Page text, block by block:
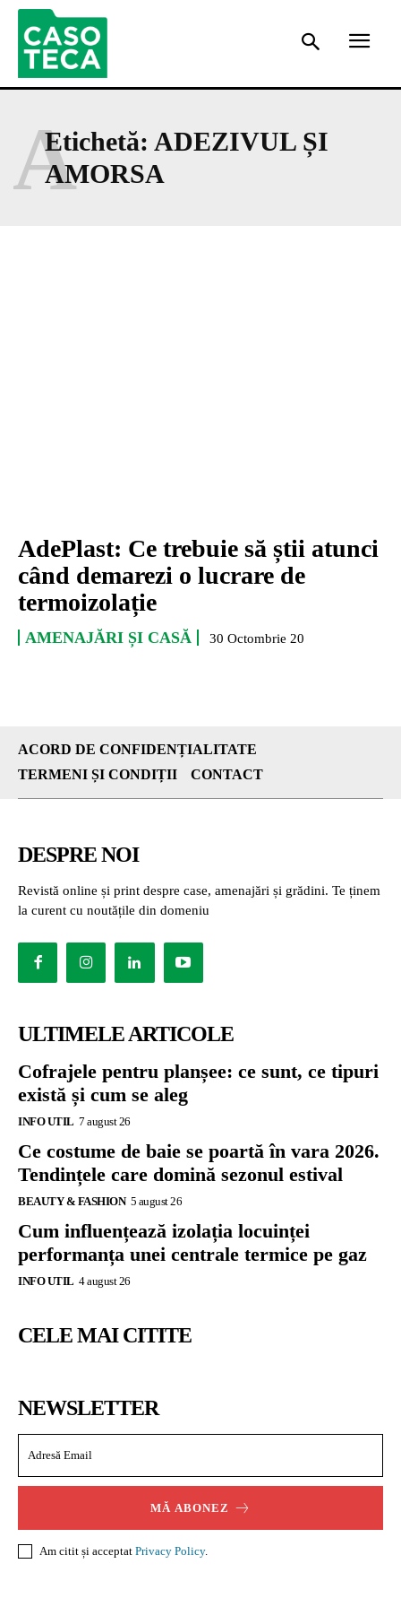
Etichetă: ADEZIVUL ȘI
AMORSA
A
AdePlast: Ce trebuie să știi atunci
când demarezi o lucrare de
termoizolație
AMENAJĂRI ȘI CASĂ 30 Octombrie 20
ACORD DE CONFIDENȚIALITATE
TERMENI ȘI CONDIȚII
CONTACT
DESPRE NOI
Revistă online și print despre case, amenajări și grădini. Te ținem
la curent cu noutățile din domeniu
ULTIMELE ARTICOLE
Cofrajele pentru planșee: ce sunt, ce tipuri
există și cum se aleg
INFO UTIL 7 august 26
Ce costume de baie se poartă în vara 2026.
Tendințele care domină sezonul estival
BEAUTY & FASHION 5 august 26
Cum influențează izolația locuinței
performanța unei centrale termice pe gaz
INFO UTIL 4 august 26
CELE MAI CITITE
NEWSLETTER
MĂ ABONEZ
Am citit și acceptat Privacy Policy.